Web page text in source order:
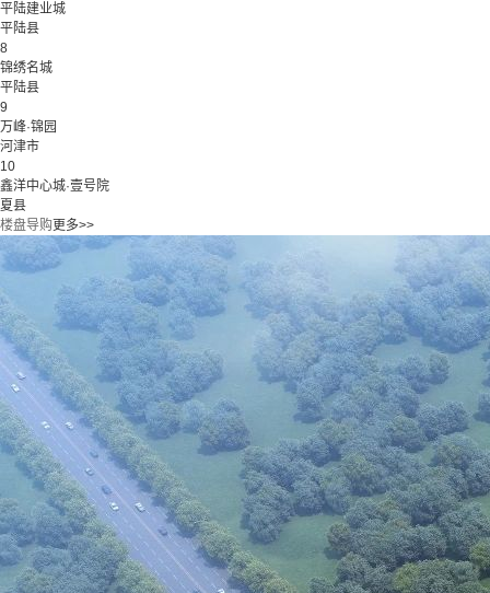
平陆建业城
平陆县
8
锦绣名城
平陆县
9
万峰·锦园
河津市
10
鑫洋中心城·壹号院
夏县
楼盘导购更多>>